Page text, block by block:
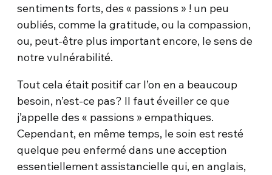
sentiments forts, des « passions » ! un peu
oubliés, comme la gratitude, ou la compassion,
ou, peut-être plus important encore, le sens de
notre vulnérabilité.
Tout cela était positif car l’on en a beaucoup
besoin, n’est-ce pas? Il faut éveiller ce que
j’appelle des « passions » empathiques.
Cependant, en même temps, le soin est resté
quelque peu enfermé dans une acception
essentiellement assistancielle qui, en anglais,